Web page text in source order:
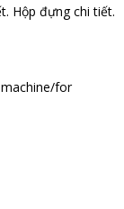
Hộp đựng chi tiết.
machine/for